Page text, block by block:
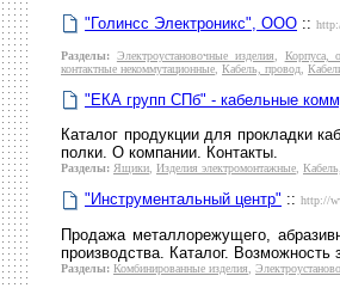
"Голинсс Электроникс", ООО ::
Разделы: Электроустановочные изделия Корпуса,
контактные некоммутационные Кабель, провод
"ЕКА групп СПб" - кабельные
Каталог продукции для прокладки
полки. О компании. Контакты.
Разделы: Ящики, Изделия электромонтажные,
"Инструментальный центр" :: http://
Продажа металлорежущего,
производства. Каталог. Возможность
Разделы: Комбинированные изделия